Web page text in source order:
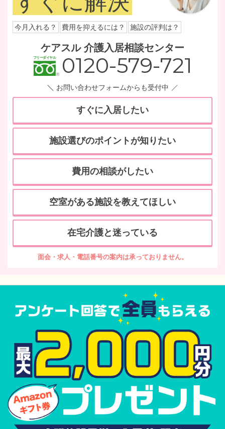
今月入れる？ 費用を抑えるには？ 施設の評判は？
ケアスル 介護入居相談センター
0120-579-721
お問い合わせフォームからも受付中
すぐに入居したい
施設選びのポイントが知りたい
費用の相談がしたい
空室がある施設を教えてほしい
在宅介護と迷っている
面会・求人・電話番号の案内は承っておりません。